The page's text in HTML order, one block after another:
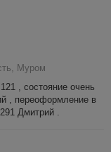
Муром
, состояние очень
, переоформление в
Дмитрий .